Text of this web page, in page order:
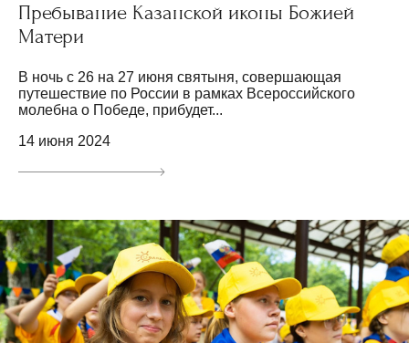
Пребывание Казанской иконы Божией
Матери
В ночь с 26 на 27 июня святыня, совершающая
путешествие по России в рамках Всероссийского
молебна о Победе, прибудет...
14 июня 2024